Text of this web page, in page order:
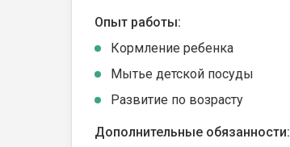
Опыт работы:
Кормление ребенка
Мытье детской посуды
Развитие по возрасту
Дополнительные обязанности: